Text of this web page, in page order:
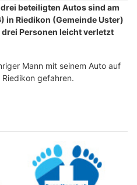
beteiligten Autos sind am
in Riedikon (Gemeinde Uster)
Personen leicht verletzt
Mann mit seinem Auto auf
gefahren.